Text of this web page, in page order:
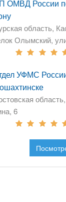
ОМВД России
область,
Олымский,
УФМС
6